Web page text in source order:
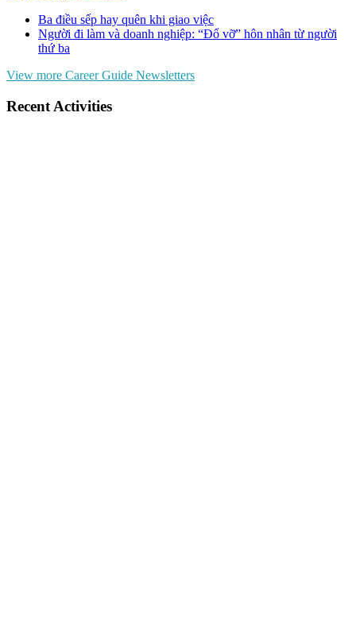
Ba điều sếp hay quên khi giao việc
Người đi làm và doanh nghiệp: “Đổ vỡ” hôn nhân từ người
thứ ba
View more Career Guide Newsletters
Recent Activities